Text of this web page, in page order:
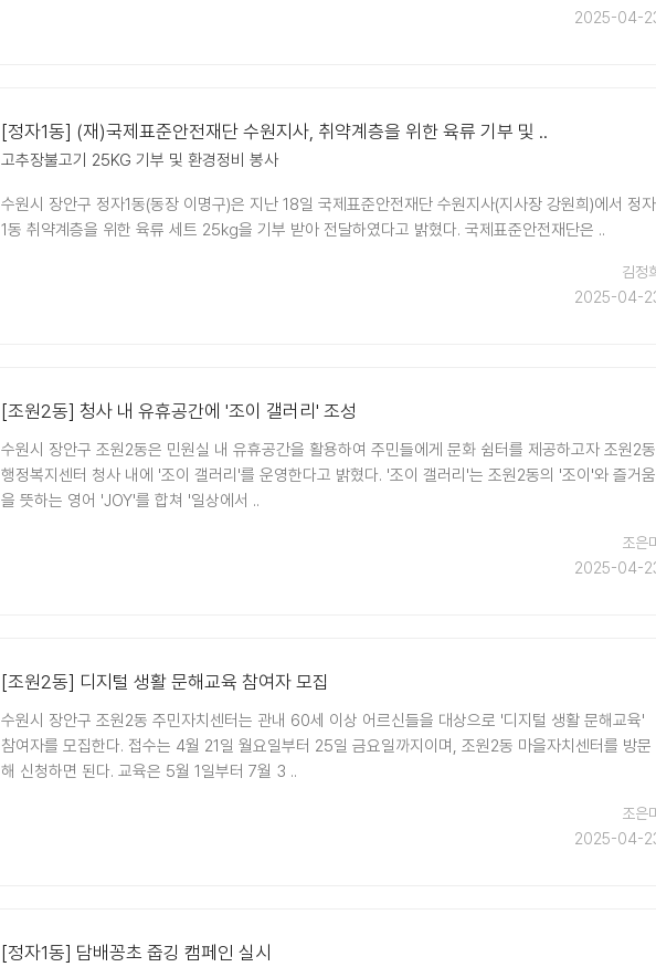
2025-04-
[정자1동] (재)국제표준안전재단 수원지사, 취약계층을 위한 육류 기부 및 ..
고추장불고기 25KG 기부 및 환경정비 봉사
수원시 장안구 정자1동(동장 이명구)은 지난 18일 국제표준안전재단 수원지사(지사장 강원희)에서 정자
1동 취약계층을 위한 육류 세트 25kg을 기부 받아 전달하였다고 밝혔다. 국제표준안전재단은 ..
김정
2025-04-
[조원2동] 청사 내 유휴공간에 '조이 갤러리' 조성
수원시 장안구 조원2동은 민원실 내 유휴공간을 활용하여 주민들에게 문화 쉼터를 제공하고자 조원2동
행정복지센터 청사 내에 '조이 갤러리'를 운영한다고 밝혔다. '조이 갤러리'는 조원2동의 '조이'와 즐거움
을 뜻하는 영어 'JOY'를 합쳐 '일상에서 ..
조은
2025-04-
[조원2동] 디지털 생활 문해교육 참여자 모집
수원시 장안구 조원2동 주민자치센터는 관내 60세 이상 어르신들을 대상으로 '디지털 생활 문해교육'
참여자를 모집한다. 접수는 4월 21일 월요일부터 25일 금요일까지이며, 조원2동 마을자치센터를 방문
해 신청하면 된다. 교육은 5월 1일부터 7월 3 ..
조은
2025-04-
[정자1동] 담배꽁초 줍깅 캠페인 실시